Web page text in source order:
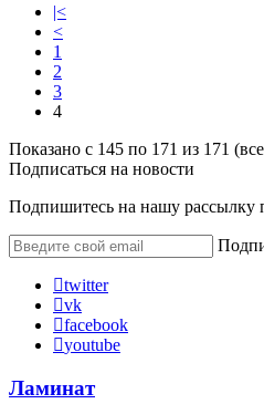
|<
<
1
2
3
4
Показано с 145 по 171 из 171
Подписаться на новости
Подпишитесь на нашу рассылку
twitter
vk
facebook
youtube
Ламинат